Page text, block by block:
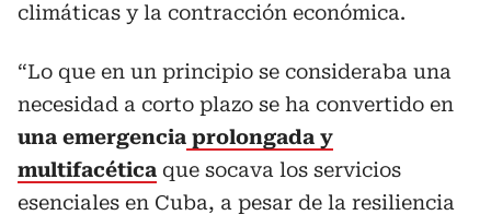
climáticas y la contracción económica.
“Lo que en un principio se consideraba una
necesidad a corto plazo se ha convertido en
una emergencia prolongada y
multifacética que socava los servicios
esenciales en Cuba, a pesar de la resiliencia